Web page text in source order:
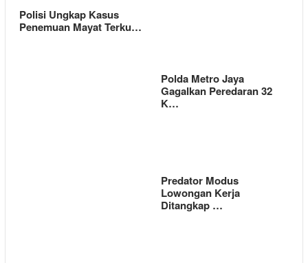
Polisi Ungkap Kasus
Penemuan Mayat Terku…
Polda Metro Jaya
Gagalkan Peredaran 32
K…
Predator Modus
Lowongan Kerja
Ditangkap …